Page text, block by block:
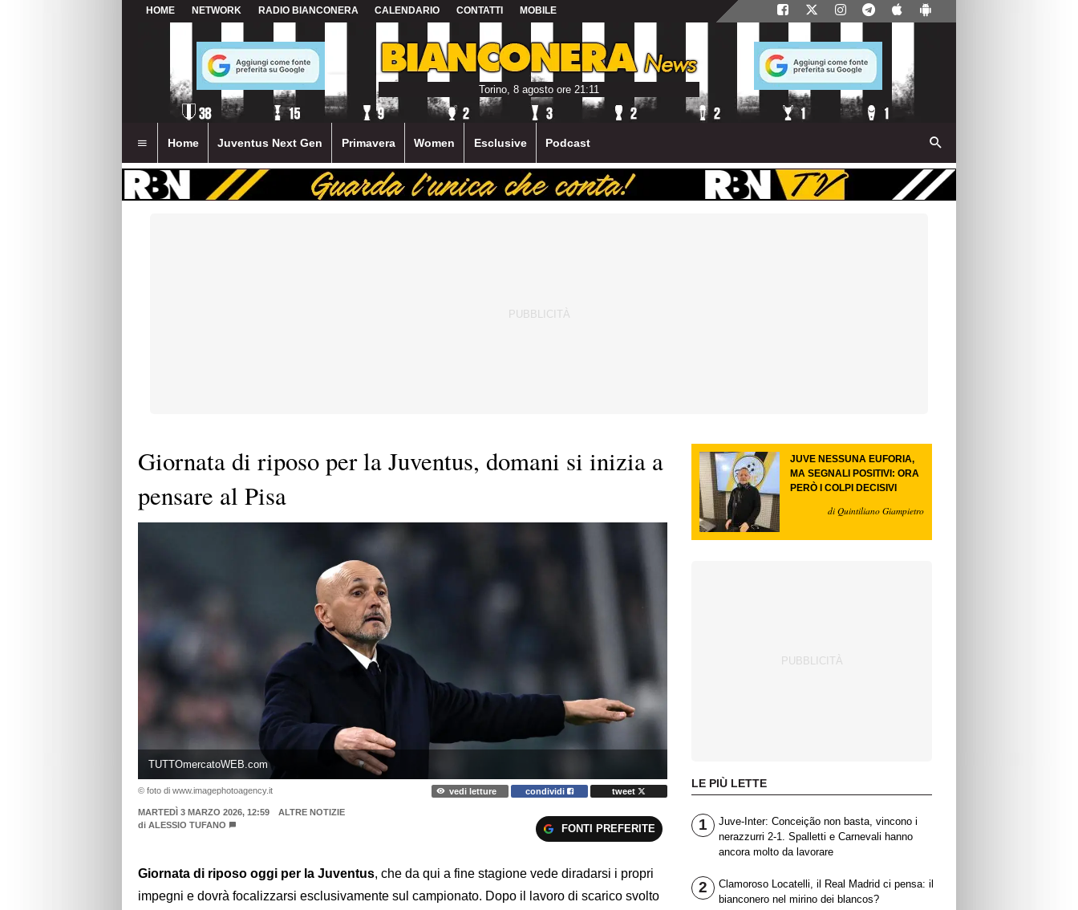
HOME NETWORK RADIO BIANCONERA CALENDARIO CONTATTI MOBILE
Torino, 8 agosto ore 21:11
Home Juventus Next Gen Primavera Women Esclusive Podcast
Giornata di riposo per la Juventus, domani si inizia a
pensare al Pisa
TUTTOmercatoWEB.com
© foto di www.imagephotoagency.it vedi letture condividi tweet
MARTEDÌ 3 MARZO 2026, 12:59
ALTRE NOTIZIE
di ALESSIO TUFANO FONTI PREFERITE
Giornata di riposo oggi per la Juventus, che da qui a fine stagione vede diradarsi i propri
impegni e dovrà focalizzarsi esclusivamente sul campionato. Dopo il lavoro di scarico svolto
JUVE NESSUNA EUFORIA,
MA SEGNALI POSITIVI: ORA
PERÒ I COLPI DECISIVI
di Quintiliano Giampietro
LE PIÙ LETTE
1
Juve-Inter: Conceição non basta, vincono i
nerazzurri 2-1. Spalletti e Carnevali hanno
ancora molto da lavorare
2
Clamoroso Locatelli, il Real Madrid ci pensa: il
bianconero nel mirino dei blancos?